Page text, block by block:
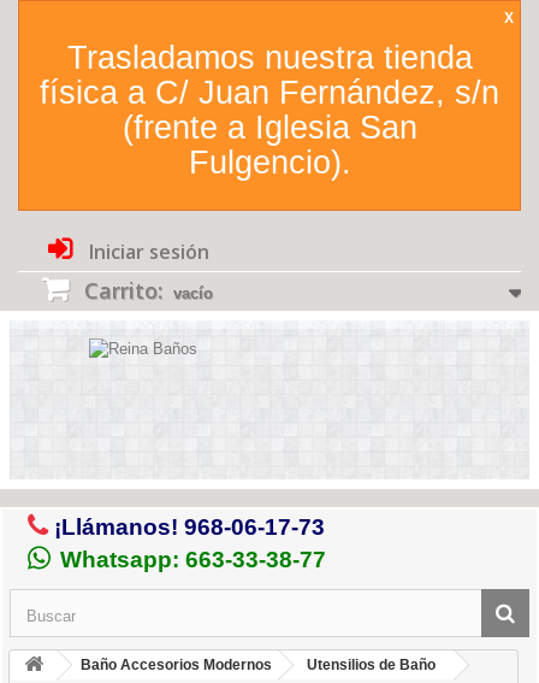
Trasladamos nuestra tienda
física a C/ Juan Fernández, s/n
(frente a Iglesia San
Fulgencio).
X
Iniciar sesión
Carrito: vacío
¡Llámanos! 968-06-17-73
Whatsapp: 663-33-38-77
Baño Accesorios Modernos
Utensilios de Baño